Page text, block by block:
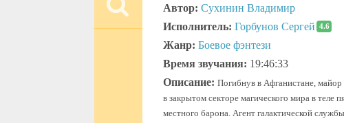
Автор: Сухинин Владимир
Исполнитель: Горбунов Сергей 4.6
Жанр: Боевое фэнтези
Время звучания: 19:46:33
Описание: Погибнув в Афганистане,
в закрытом секторе магического мира в теле
местного барона. Агент галактической